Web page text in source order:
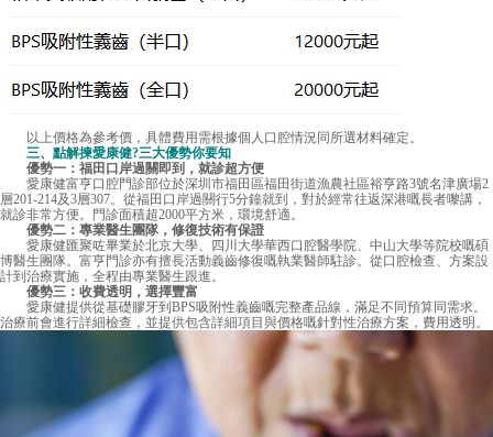
以上價格為參考價，具體費用需根據個人口腔情況同所選材料確定。
三、點解揀愛康健?三大優勢你要知
優勢一：福田口岸過關即到，就診超方便
愛康健富亨口腔門診部位於深圳市福田區福田街道漁農社區裕亨路3號名津廣場2
層201-214及3層307。從福田口岸過關行5分鐘就到，對於經常往返深港嘅長者嚟講，
就診非常方便。門診面積超2000平方米，環境舒適。
優勢二：專業醫生團隊，修復技術有保證
愛康健匯聚咗畢業於北京大學、四川大學華西口腔醫學院、中山大學等院校嘅碩
博醫生團隊。富亨門診亦有擅長活動義齒修復嘅執業醫師駐診。從口腔檢查、方案設
計到治療實施，全程由專業醫生跟進。
優勢三：收費透明，選擇豐富
愛康健提供從基礎膠牙到BPS吸附性義齒嘅完整產品線，滿足不同預算同需求。
治療前會進行詳細檢查，並提供包含詳細項目與價格嘅針對性治療方案，費用透明。